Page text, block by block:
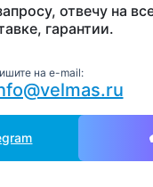
отвечу на
гарантии.
на e-mail: